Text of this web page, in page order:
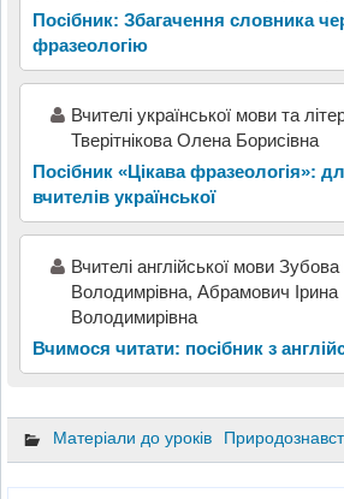
Посібник: Збагачення словника
фразеологію
Вчителі української мови та
Тверітнікова Олена Борисівна
Посібник «Цікава фразеологія»:
вчителів української
Вчителі англійської мови Зубова
Володимрівна, Абрамович Ірина
Володимирівна
Вчимося читати: посібник з
Матеріали до уроків